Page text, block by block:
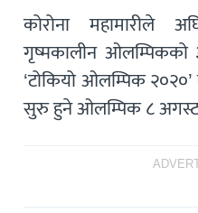
कोरोना महामारीले
गृष्मकालीन
‘टोकियो ओलम्पिक
सुरु हुने ओलम्पिक ८